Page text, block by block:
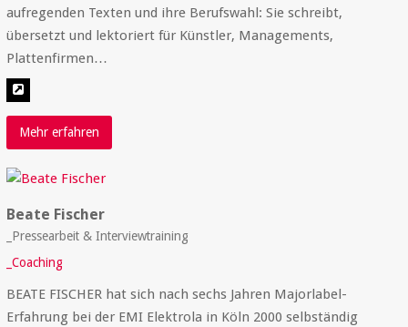
aufregenden Texten und ihre Berufswahl: Sie schreibt,
übersetzt und lektoriert für Künstler, Managements,
Plattenfirmen…
Mehr erfahren
Beate Fischer
_Pressearbeit & Interviewtraining
_Coaching
BEATE FISCHER hat sich nach sechs Jahren Majorlabel-
Erfahrung bei der EMI Elektrola in Köln 2000 selbständig